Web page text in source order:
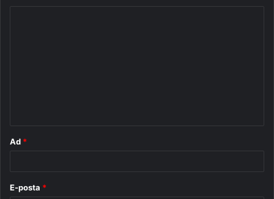
Ad *
E-posta *